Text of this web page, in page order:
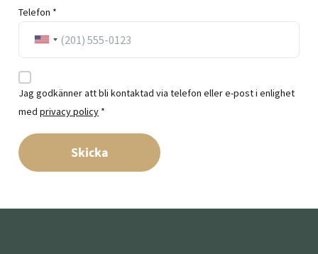
Telefon *
Jag godkänner att bli kontaktad via telefon eller e-post i enlighet
med privacy policy *
Skicka